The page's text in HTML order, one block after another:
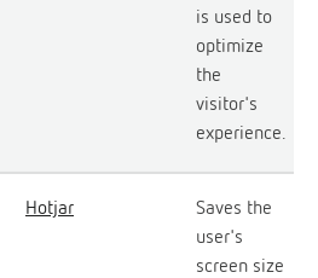
is used to
optimize
the
visitor's
experience.
Hotjar
Saves the
user's
screen size